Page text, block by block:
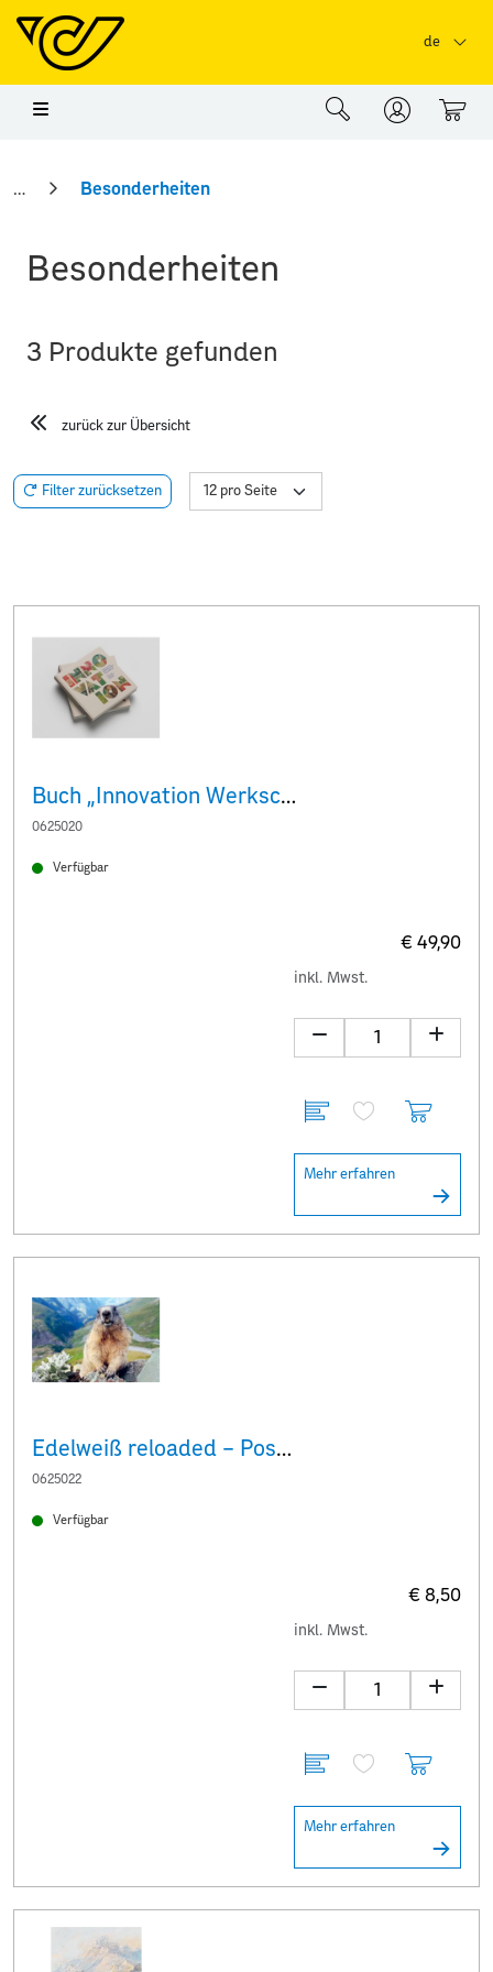
Springe zu Hauptinhalt
de
0
Besonderheiten
Besonderheiten
3 Produkte gefunden
zurück zur Übersicht
Filter zurücksetzen
Buch „Innovation Werkschau Philatelie“
0625020
Verfügbar
€ 49,90
inkl. Mwst.
Mehr erfahren
Edelweiß reloaded – Postkarten-Set „Murmeltier“
0625022
Verfügbar
€ 8,50
inkl. Mwst.
Mehr erfahren